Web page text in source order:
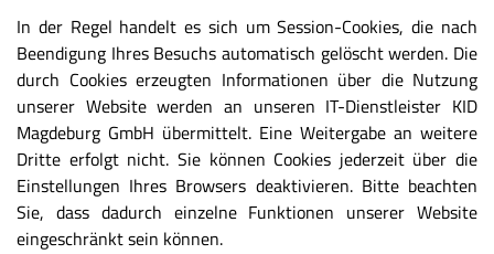
In der Regel handelt es sich um Session-Cookies, die nach
Beendigung Ihres Besuchs automatisch gelöscht werden. Die
durch Cookies erzeugten Informationen über die Nutzung
unserer Website werden an unseren IT-Dienstleister KID
Magdeburg GmbH übermittelt. Eine Weitergabe an weitere
Dritte erfolgt nicht. Sie können Cookies jederzeit über die
Einstellungen Ihres Browsers deaktivieren. Bitte beachten
Sie, dass dadurch einzelne Funktionen unserer Website
eingeschränkt sein können.